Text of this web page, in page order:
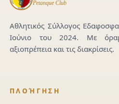
Petanque Club
Αθλητικός Σύλλογος
Ιούνιο του 2024. Με
αξιοπρέπεια και τις διακρίσεις.
ΠΛΟΉΓΗΣΗ